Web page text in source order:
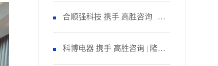
咨询 启动管理变革项目
合顺强科技 携手 高胜咨询 | 隆
重召开 精益生产项目誓师大
科博电器 携手 高胜咨询 | 隆重